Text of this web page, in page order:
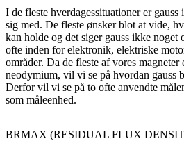
I de fleste hverdagessituationer er
sig med. De fleste ønsker blot at vide,
kan holde og det siger gauss ikke noget
ofte inden for elektronik, elektriske
områder. Da de fleste af vores magneter
neodymium, vil vi se på hvordan gauss
Derfor vil vi se på to ofte anvendte
som måleenhed.
BRMAX (RESIDUAL FLUX